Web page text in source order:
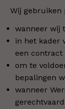
Wij gebruiken
wanneer wij
in het kader
een contract
om te
bepalingen
wanneer